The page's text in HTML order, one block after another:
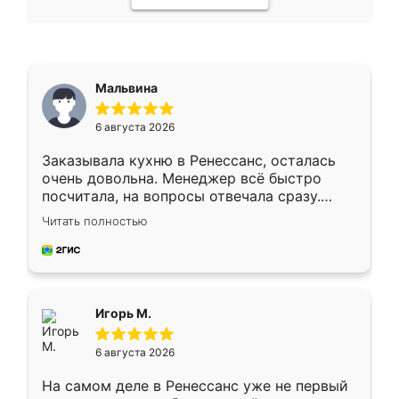
Мальвина
6 августа 2026
Заказывала кухню в Ренессанс, осталась
очень довольна. Менеджер всё быстро
посчитала, на вопросы отвечала сразу.
Замерщик приехал в субботу, подошёл к
делу со всей ответственностью. Собрали
за день, ребята работали аккуратно, даже
Читать полностью
Игорь М.
6 августа 2026
На самом деле в Ренессанс уже не первый